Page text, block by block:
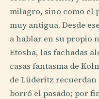
milagro, sino como el
muy antigua. Desde
a hablar en su propio
Etosha, las fachadas
casas fantasma de
de Lüderitz
borró el pasado; por